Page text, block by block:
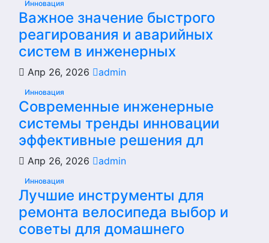
Инновация
Важное значение быстрого
реагирования и аварийных
систем в инженерных
Апр 26, 2026 admin
Инновация
Современные инженерные
системы тренды инновации
эффективные решения дл
Апр 26, 2026 admin
Инновация
Лучшие инструменты для
ремонта велосипеда выбор и
советы для домашнего